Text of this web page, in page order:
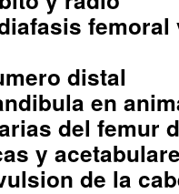
distal
en
del femur
y
de la